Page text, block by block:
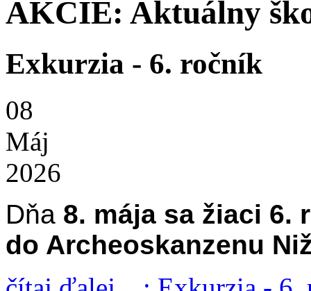
AKCIE: Aktuálny
Exkurzia - 6. ročník
08
Máj
2026
Dňa 8. mája sa žiaci 6.
do Archeoskanzenu